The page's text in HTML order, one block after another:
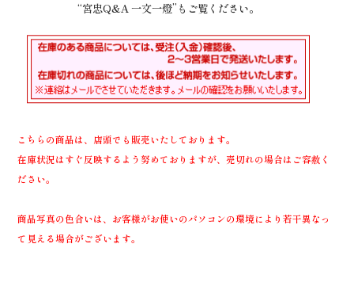
“宮忠Q&A 一文一燈”もご覧ください。
こちらの商品は、店頭でも販売いたしております。
在庫状況はすぐ反映するよう努めておりますが、売切れの場合はご容赦く
ださい。
商品写真の色合いは、お客様がお使いのパソコンの環境により若干異なっ
て見える場合がございます。